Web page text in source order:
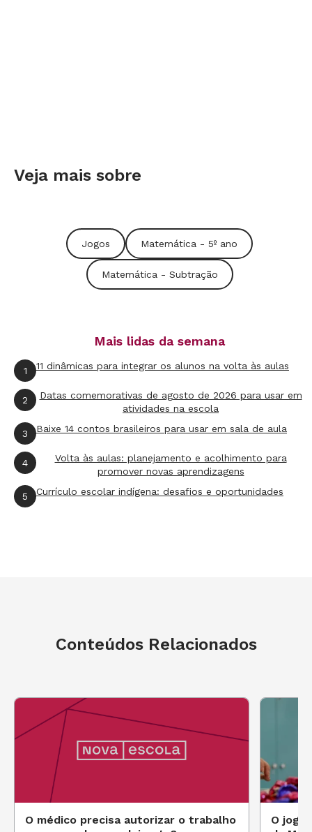
Veja mais sobre
Jogos Matemática - 5º ano
Matemática - Subtração
Mais lidas da semana
1 11 dinâmicas para integrar os alunos na volta às aulas
2
Datas comemorativas de agosto de 2026 para usar em
atividades na escola
3 Baixe 14 contos brasileiros para usar em sala de aula
4
Volta às aulas: planejamento e acolhimento para
promover novas aprendizagens
5 Currículo escolar indígena: desafios e oportunidades
Conteúdos Relacionados
O médico precisa autorizar o trabalho
O jogo